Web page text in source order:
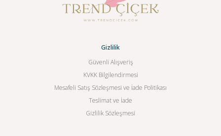
Gizlilik
Güvenli Alışveriş
KVKK Bilgilendirmesi
Mesafeli Satış Sözleşmesi ve İade Politikası
Teslimat ve İade
Gizlilik Sözleşmesi